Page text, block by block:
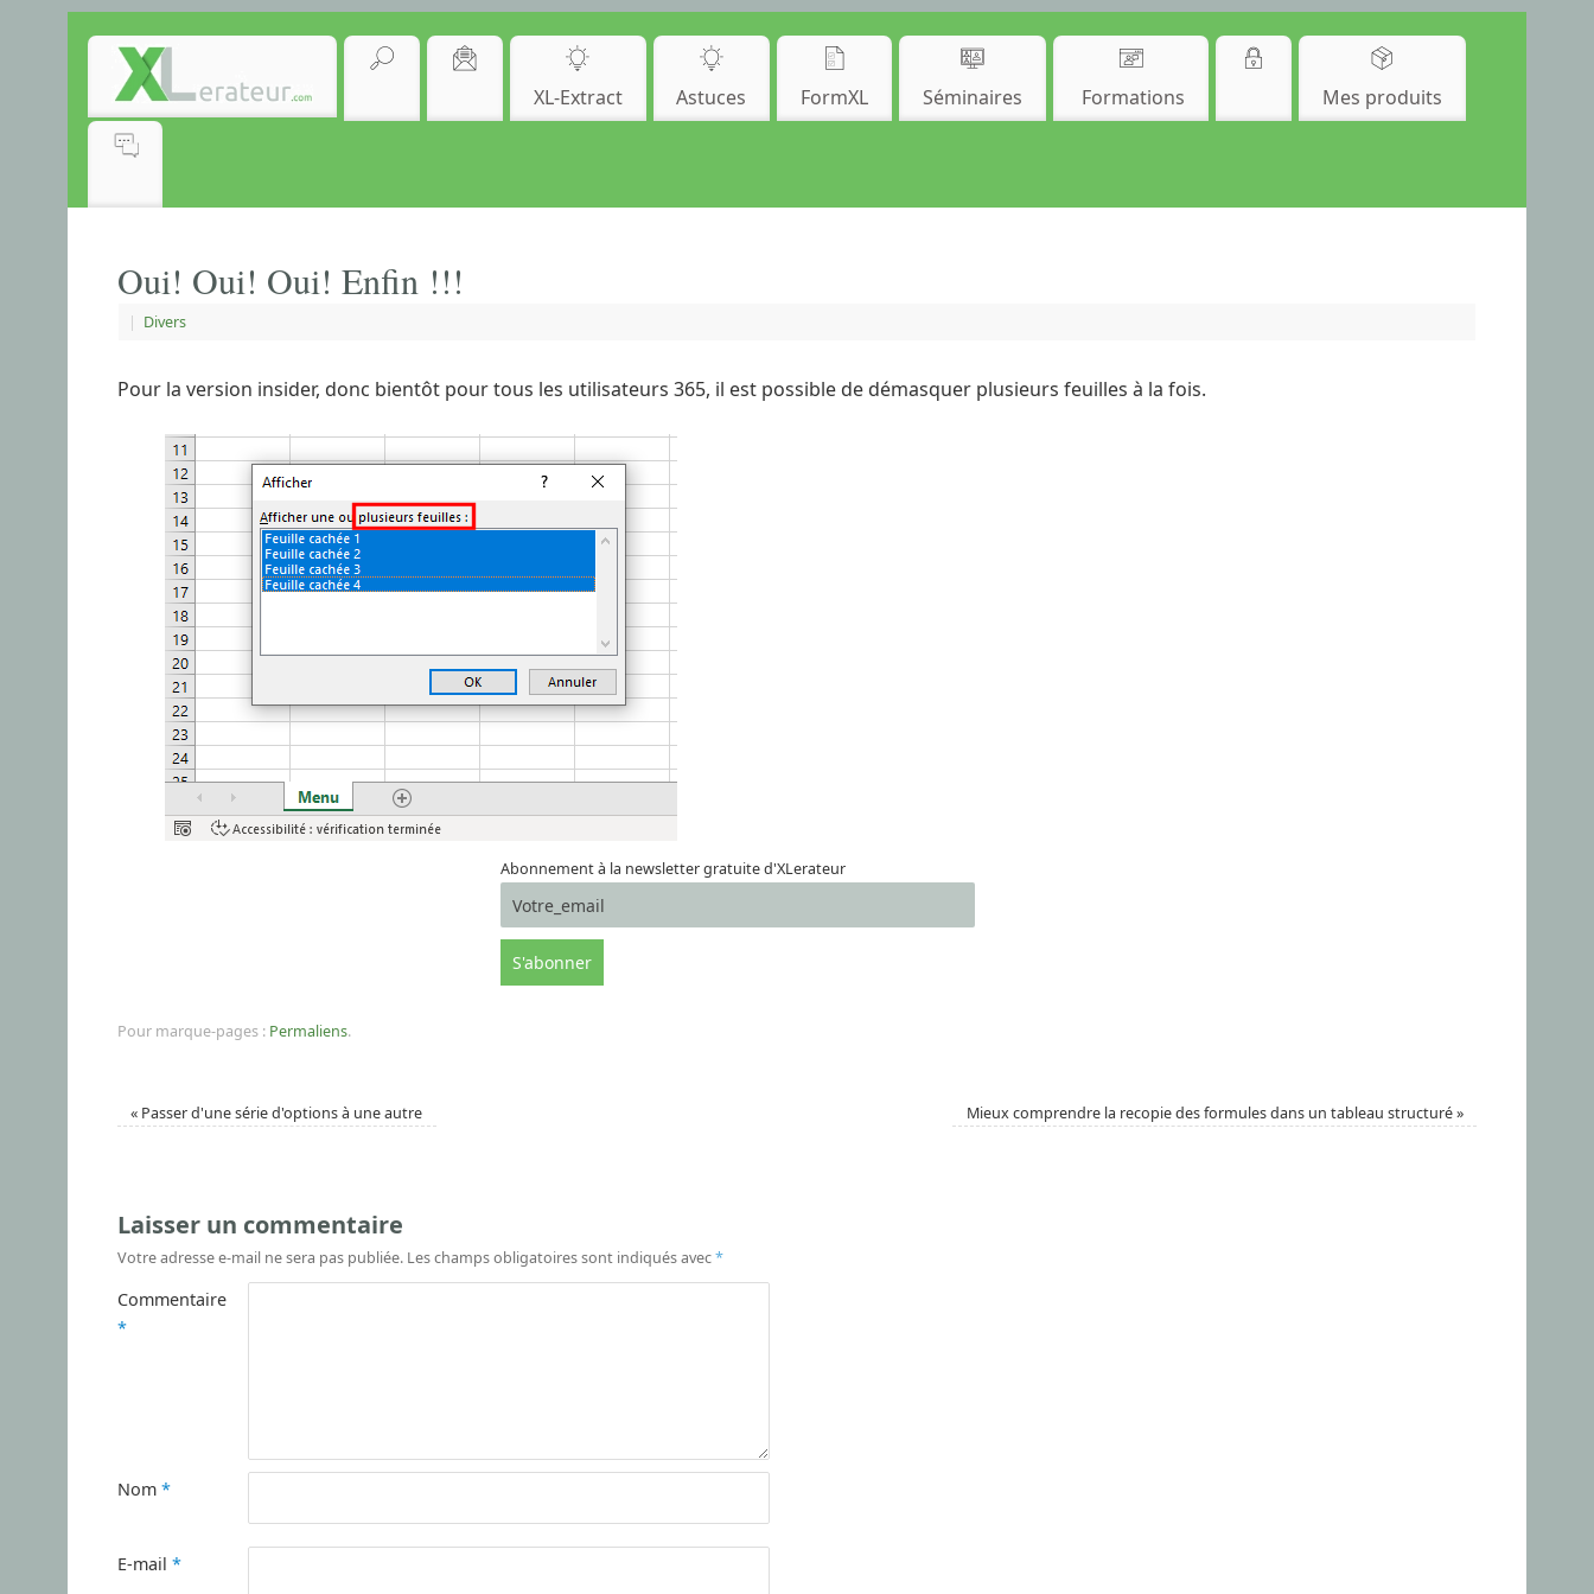
XL-Extract Astuces FormXL Séminaires Formations Mes produits
Oui! Oui! Oui! Enfin !!!
| Divers
Pour la version insider, donc bientôt pour tous les utilisateurs 365, il est possible de démasquer plusieurs feuilles à la fois.
Abonnement à la newsletter gratuite d'XLerateur
Pour marque-pages : Permaliens.
« Passer d'une série d'options à une autre Mieux comprendre la recopie des formules dans un tableau structuré»
Laisser un commentaire
Votre adresse e-mail ne sera pas publiée. Les champs obligatoires sont indiqués avec*
Commentaire
*
Nom *
E-mail *